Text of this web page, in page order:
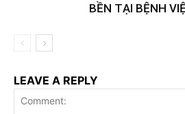
BỀN TẠI BỆNH
LEAVE A REPLY